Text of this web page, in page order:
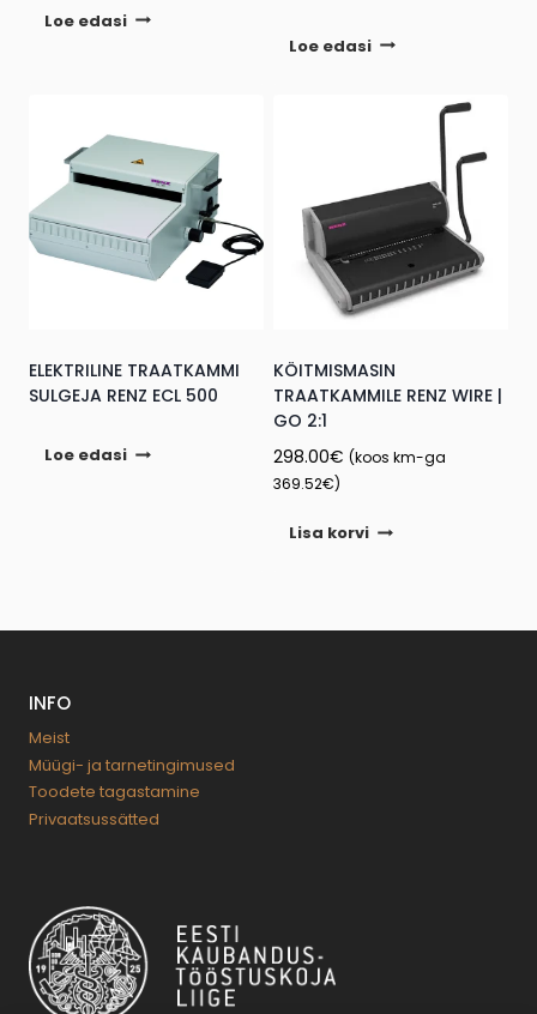
Loe edasi
Loe edasi
ELEKTRILINE TRAATKAMMI
SULGEJA RENZ ECL 500
Loe edasi
KÖITMISMASIN
TRAATKAMMILE RENZ WIRE |
GO 2:1
298.00€ (koos km-ga
369.52€)
Lisa korvi
INFO
Meist
Müügi- ja tarnetingimused
Toodete tagastamine
Privaatsussätted